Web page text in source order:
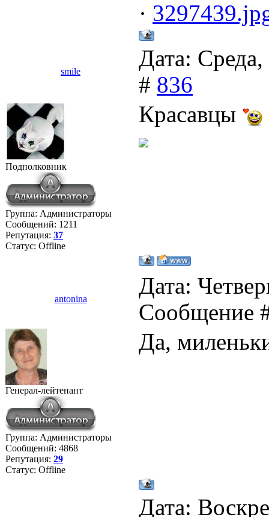
·
smile
Дата:
# 836
Подполковник
Группа: Администраторы
Сообщений: 1211
Репутация: 37
Статус: Offline
Красавцы
antonina
Дата:
Сообщение
Генерал-лейтенант
Группа: Администраторы
Сообщений: 4868
Репутация: 29
Статус: Offline
Да,
Дата: